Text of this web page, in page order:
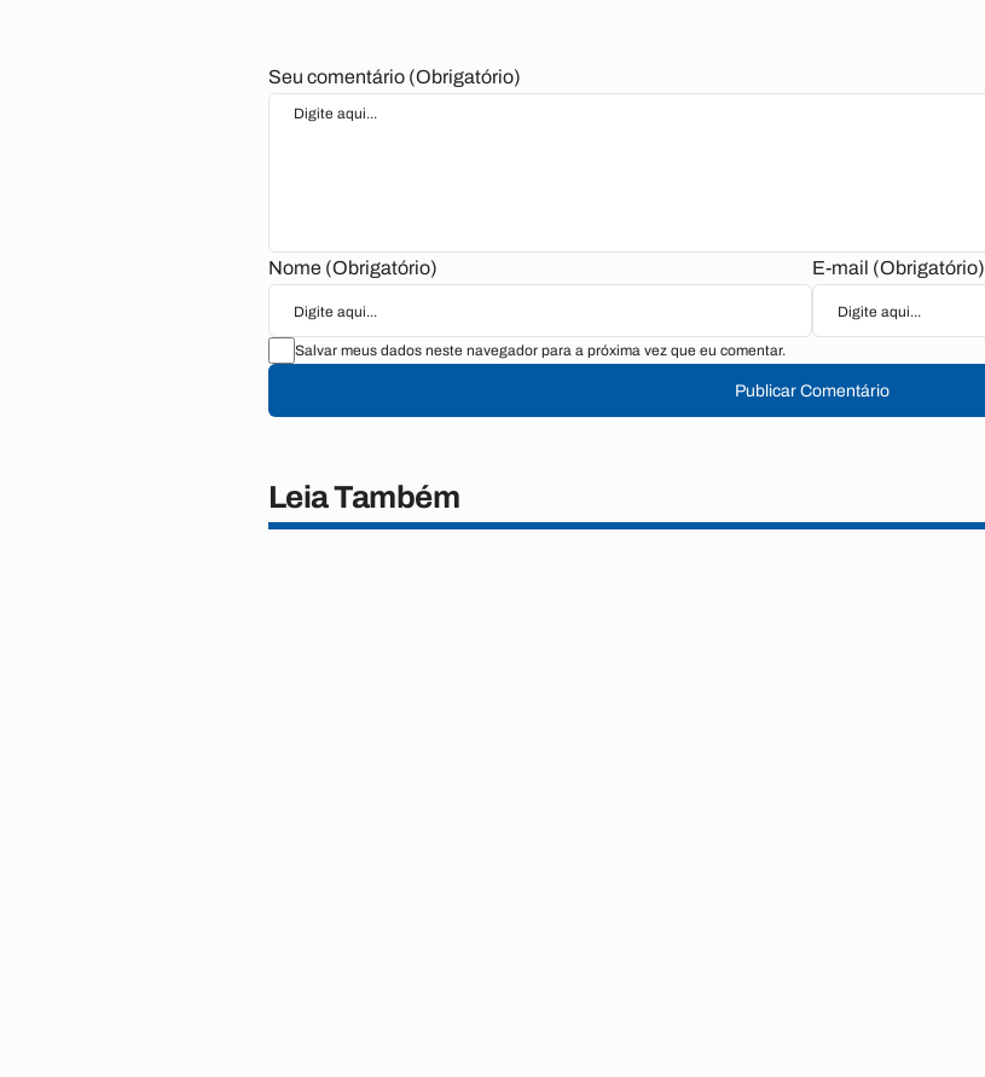
Seu comentário (Obrigatório)
Nome (Obrigatório) E-mail (Obrigatório)
Salvar meus dados neste navegador para a próxima vez que eu comentar.
Publicar Comentário
Leia Também